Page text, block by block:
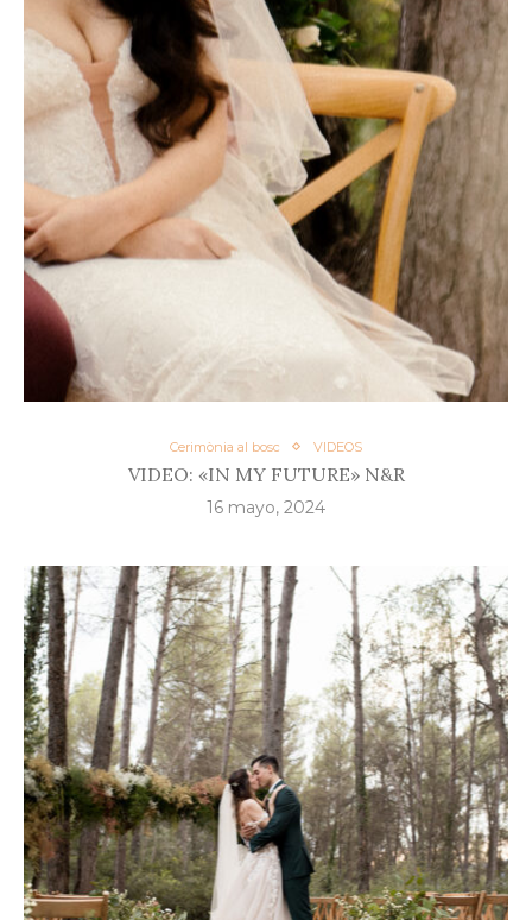
Cerimònia al bosc VIDEOS
VIDEO: «IN MY FUTURE» N&R
16 mayo, 2024